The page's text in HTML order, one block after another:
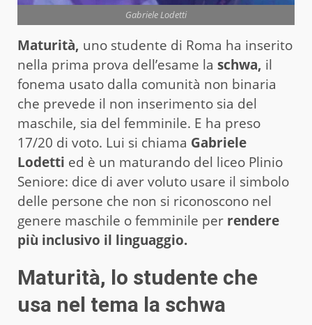
Gabriele Lodetti
Maturità, uno studente di Roma ha inserito
nella prima prova dell’esame la schwa, il
fonema usato dalla comunità non binaria
che prevede il non inserimento sia del
maschile, sia del femminile. E ha preso
17/20 di voto. Lui si chiama Gabriele
Lodetti ed è un maturando del liceo Plinio
Seniore: dice di aver voluto usare il simbolo
delle persone che non si riconoscono nel
genere maschile o femminile per rendere
più inclusivo il linguaggio.
Maturità, lo studente che
usa nel tema la schwa